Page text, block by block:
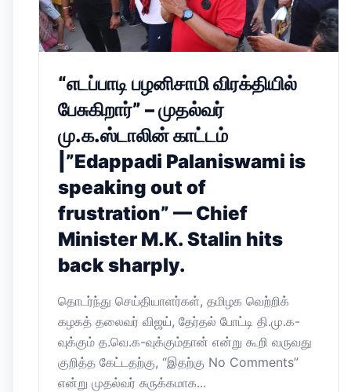
“எடப்பாடி பழனிசாமி விரக்தியில்
பேசுகிறார்” – முதல்வர்
மு.க.ஸ்டாலின் காட்டம்
|”Edappadi Palaniswami is
speaking out of
frustration” — Chief
Minister M.K. Stalin hits
back sharply.
தொடர்ந்து செய்தியாளர்கள், தமிழக வெற்றிக்
கழகத் தலைவர் விஜய், தேர்தல் போட்டி தி.மு.க-
வுக்கும் த.வெ.க-வுக்கும்தான் என்று கூறி வருவது
குறித்த கேட்டதற்கு, “இதற்கு No Comments”
என்று முதல்வர் சுருக்கமாக...